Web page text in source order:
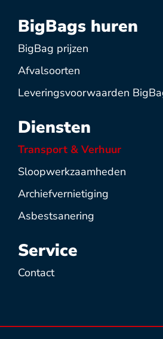
BigBags huren
BigBag prijzen
Afvalsoorten
Leveringsvoorwaarden
Diensten
Transport & Verhuur
Sloopwerkzaamheden
Archiefvernietiging
Asbestsanering
Service
Contact